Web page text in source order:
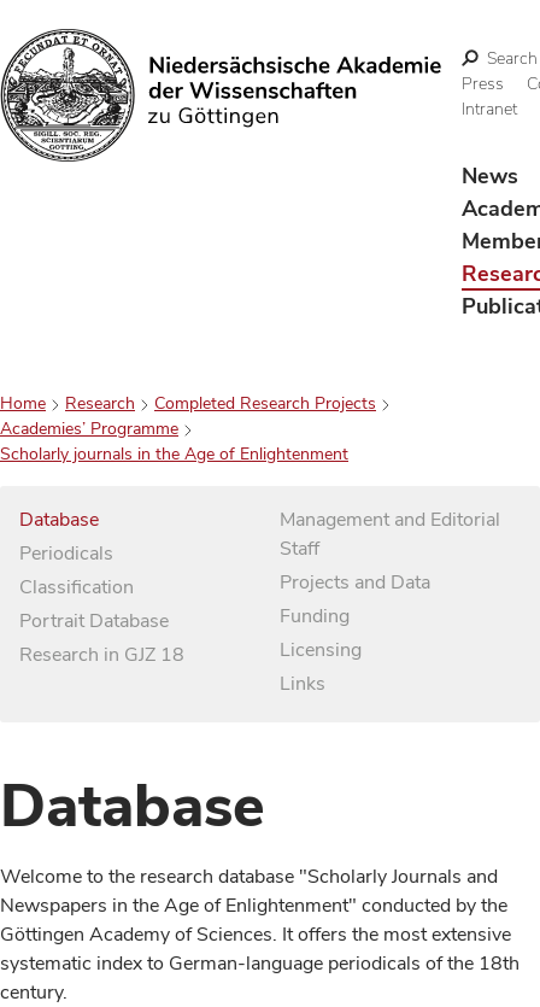
Search
Search
Press
Intranet
News
Home Research
Completed Research Projects
Academies’ Programme
Scholarly journals in the Age of Enlightenment
Database
Periodicals
Classification
Portrait Database
Research in GJZ 18
Management and Editorial
Staff
Projects and Data
Funding
Licensing
Links
Database
Welcome to the research database "Scholarly Journals and
Newspapers in the Age of Enlightenment" conducted by the
Göttingen Academy of Sciences. It offers the most extensive
systematic index to German-language periodicals of the 18th
century.